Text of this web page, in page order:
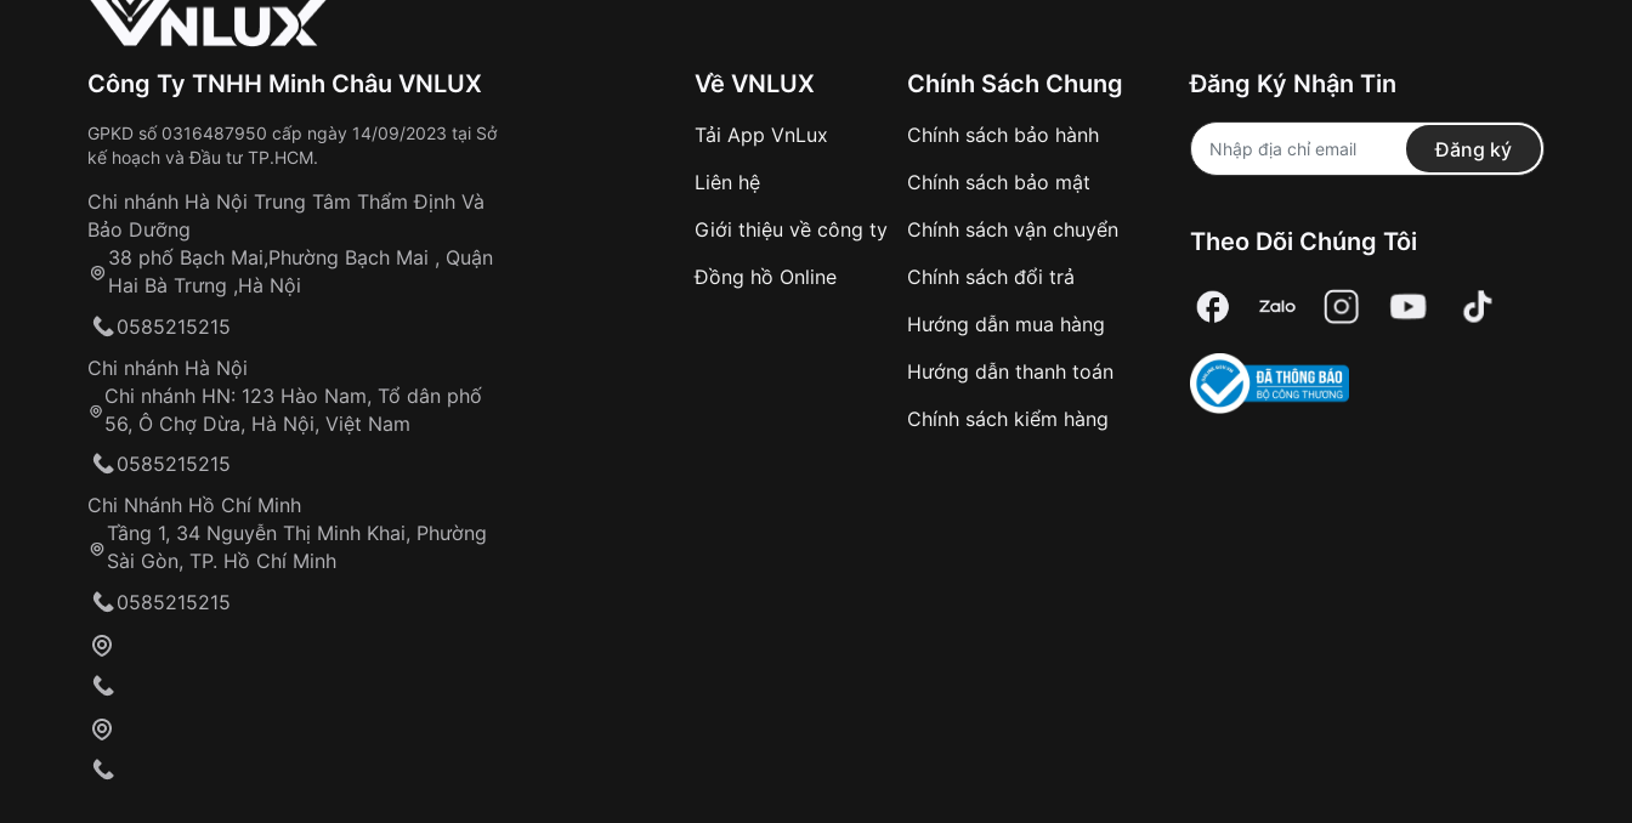
Công Ty TNHH Minh Châu VNLUX
GPKD số 0316487950 cấp ngày 14/09/2023 tại Sở
kế hoạch và Đầu tư TP.HCM.
Chi nhánh Hà Nội Trung Tâm Thẩm Định Và
Bảo Dưỡng
38 phố Bạch Mai,Phường Bạch Mai , Quận
Hai Bà Trưng ,Hà Nội
0585215215
Chi nhánh Hà Nội
Chi nhánh HN: 123 Hào Nam, Tổ dân phố
56, Ô Chợ Dừa, Hà Nội, Việt Nam
0585215215
Chi Nhánh Hồ Chí Minh
Tầng 1, 34 Nguyễn Thị Minh Khai, Phường
Sài Gòn, TP. Hồ Chí Minh
0585215215
Về VNLUX
Tải App VnLux
Liên hệ
Giới thiệu về công ty
Đồng hồ Online
Chính Sách Chung
Chính sách bảo hành
Chính sách bảo mật
Chính sách vận chuyển
Chính sách đổi trả
Hướng dẫn mua hàng
Hướng dẫn thanh toán
Chính sách kiểm hàng
Đăng Ký Nhận Tin
Đăng ký
Theo Dõi Chúng Tôi